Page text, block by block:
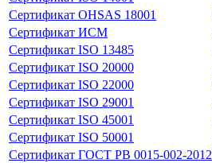
Сертификат OHSAS 18001
Сертификат ИСМ
Сертификат ISO 13485
Сертификат ISO 20000
Сертификат ISO 22000
Сертификат ISO 29001
Сертификат ISO 45001
Сертификат ISO 50001
Сертификат ГОСТ РВ 0015-002-2012